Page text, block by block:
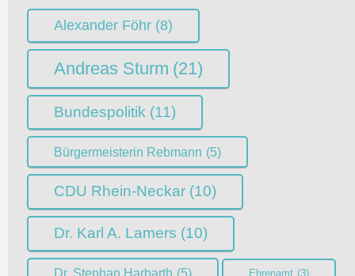
Alexander Föhr (8)
Andreas Sturm (21)
Bundespolitik (11)
Bürgermeisterin Rebmann (5)
CDU Rhein-Neckar (10)
Dr. Karl A. Lamers (10)
Dr. Stephan Harbarth (5) Ehrenamt (3)